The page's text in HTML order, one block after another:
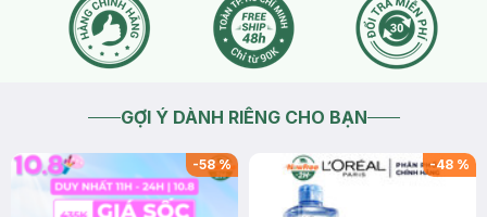
GỢI Ý DÀNH RIÊNG CHO BẠN
-58% -48 %